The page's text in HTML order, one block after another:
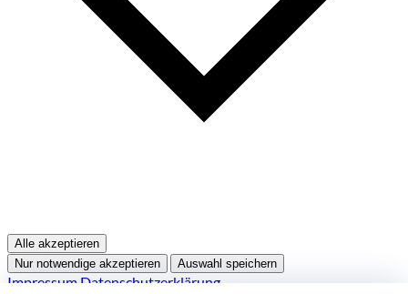
Alle akzeptieren
Nur notwendige akzeptieren
Auswahl speichern
Impressum Datenschutzerklärung